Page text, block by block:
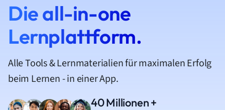
Die all-in-one
Lernplattform.
Alle Tools & Lernmaterialien für maximalen Erfolg
beim Lernen - in einer App.
40 Millionen +